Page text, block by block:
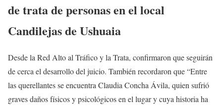
de trata de personas en el local
Candilejas de Ushuaia
Desde la Red Alto al Tráfico y la Trata, confirmaron que seguirán
de cerca el desarrollo del juicio. También recordaron que “Entre
las querellantes se encuentra Claudia Concha Ávila, quien sufrió
graves daños físicos y psicológicos en el lugar y cuya historia ha